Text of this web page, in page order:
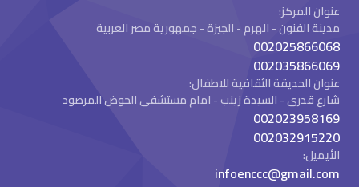
عنوان المركز:
مدينة الفنون - الهرم - الجيزة - جمهورية مصر العربية
002025866068
002035866069
عنوان الحديقة الثقافية للاطفال:
شارع قدرى - السيدة زينب - امام مستشفى الحوض المرصود
002023958169
002032915220
الأيميل:
infoenccc@gmail.com